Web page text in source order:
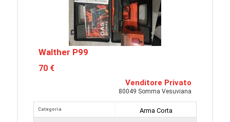
Walther P99
70 €
Venditore Privato
80049 Somma Vesuviana
Categoria
Arma Corta